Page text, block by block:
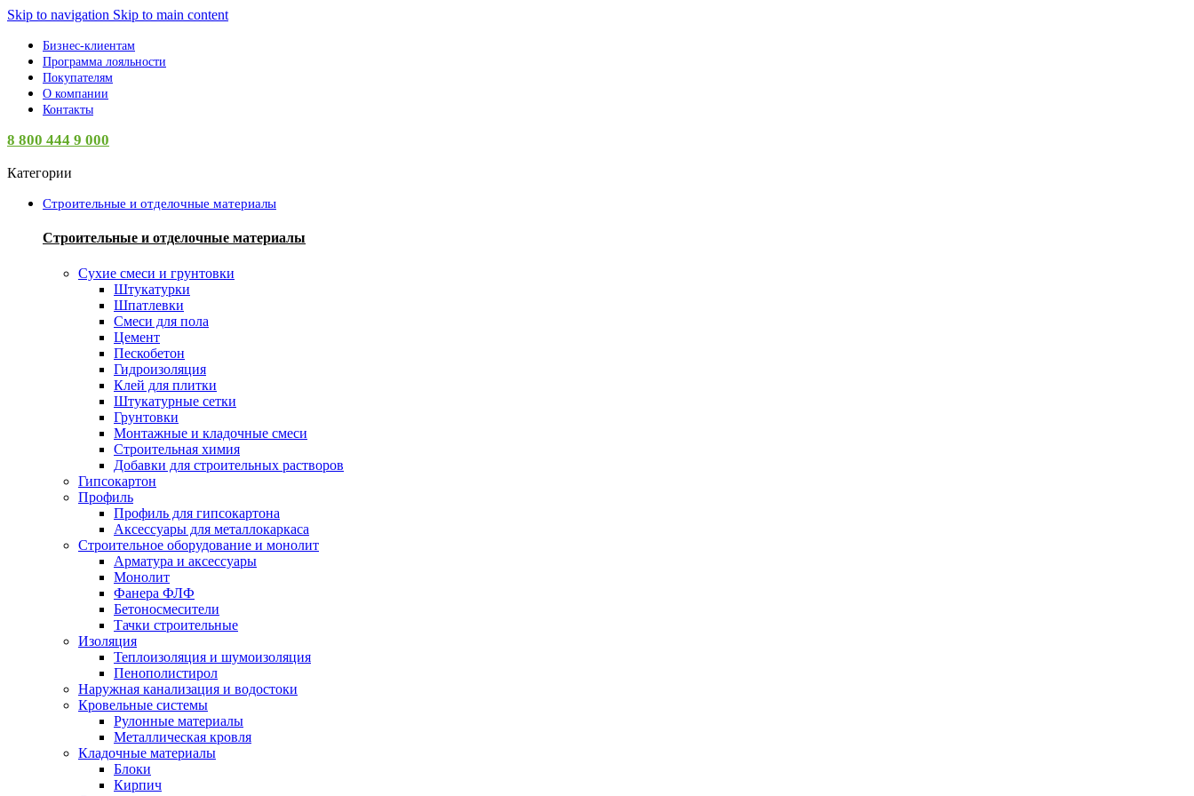
Skip to navigation Skip to main content
Бизнес-клиентам
Программа лояльности
Покупателям
О компании
Контакты
8 800 444 9 000
Категории
Строительные и отделочные материалы
Строительные и отделочные материалы
Сухие смеси и грунтовки
Штукатурки
Шпатлевки
Смеси для пола
Цемент
Пескобетон
Гидроизоляция
Клей для плитки
Штукатурные сетки
Грунтовки
Монтажные и кладочные смеси
Строительная химия
Добавки для строительных растворов
Гипсокартон
Профиль
Профиль для гипсокартона
Аксессуары для металлокаркаса
Строительное оборудование и монолит
Арматура и аксессуары
Монолит
Фанера ФЛФ
Бетоносмесители
Тачки строительные
Изоляция
Теплоизоляция и шумоизоляция
Пенополистирол
Наружная канализация и водостоки
Кровельные системы
Рулонные материалы
Металлическая кровля
Кладочные материалы
Блоки
Кирпич